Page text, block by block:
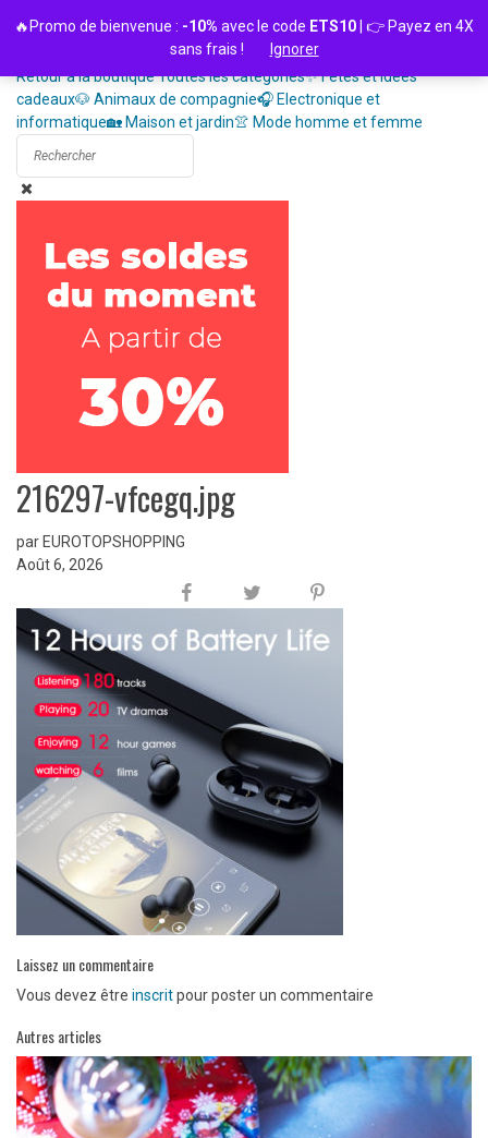
Retour à la boutiqueToutes les catégories✨ Fêtes et idées
cadeaux🐶 Animaux de compagnie🎧 Electronique et
informatique🏡 Maison et jardin👚 Mode homme et femme
216297-vfcegq.jpg
par EUROTOPSHOPPING
Août 6, 2026
Laissez un commentaire
Vous devez être inscritpour poster un commentaire
Autres articles
🔥Promo de bienvenue : -10% avec le code ETS10 | 👉 Payez en 4X
sans frais !
Ignorer